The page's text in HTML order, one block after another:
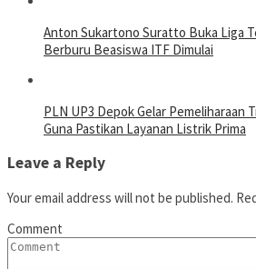
Anton Sukartono Suratto Buka Liga
Berburu Beasiswa ITF Dimulai
PLN UP3 Depok Gelar Pemeliharaan
Guna Pastikan Layanan Listrik Prima
Leave a Reply
Your email address will not be published.
Comment